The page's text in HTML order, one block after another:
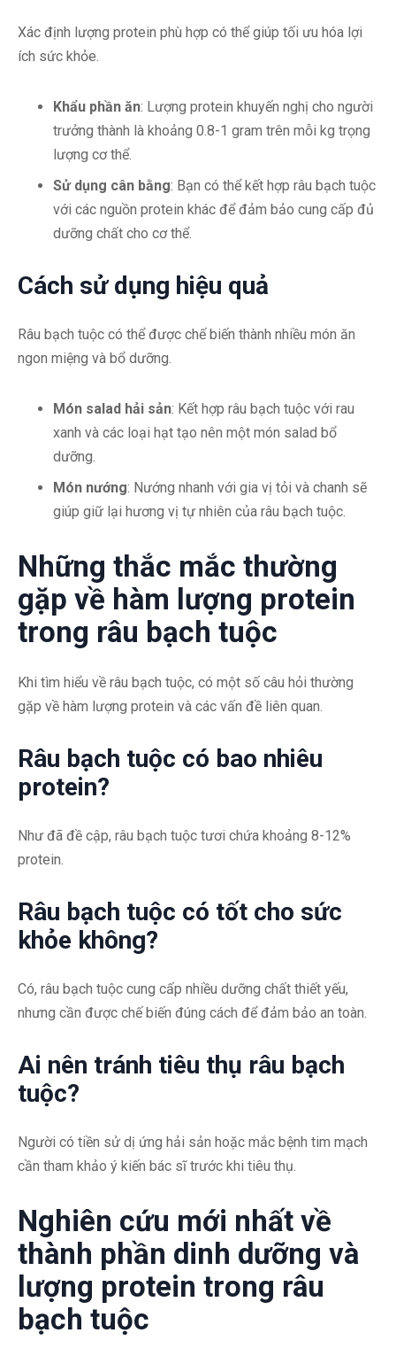
Xác định lượng protein phù hợp có thể giúp tối ưu hóa lợi
ích sức khỏe.
Khẩu phần ăn: Lượng protein khuyến nghị cho người
trưởng thành là khoảng 0.8-1 gram trên mỗi kg trọng
lượng cơ thể.
Sử dụng cân bằng: Bạn có thể kết hợp râu bạch tuộc
với các nguồn protein khác để đảm bảo cung cấp đủ
dưỡng chất cho cơ thể.
Cách sử dụng hiệu quả
Râu bạch tuộc có thể được chế biến thành nhiều món ăn
ngon miệng và bổ dưỡng.
Món salad hải sản: Kết hợp râu bạch tuộc với rau
xanh và các loại hạt tạo nên một món salad bổ
dưỡng.
Món nướng: Nướng nhanh với gia vị tỏi và chanh sẽ
giúp giữ lại hương vị tự nhiên của râu bạch tuộc.
Những thắc mắc thường
gặp về hàm lượng protein
trong râu bạch tuộc
Khi tìm hiểu về râu bạch tuộc, có một số câu hỏi thường
gặp về hàm lượng protein và các vấn đề liên quan.
Râu bạch tuộc có bao nhiêu
protein?
Như đã đề cập, râu bạch tuộc tươi chứa khoảng 8-12%
protein.
Râu bạch tuộc có tốt cho sức
khỏe không?
Có, râu bạch tuộc cung cấp nhiều dưỡng chất thiết yếu,
nhưng cần được chế biến đúng cách để đảm bảo an toàn.
Ai nên tránh tiêu thụ râu bạch
tuộc?
Người có tiền sử dị ứng hải sản hoặc mắc bệnh tim mạch
cần tham khảo ý kiến bác sĩ trước khi tiêu thụ.
Nghiên cứu mới nhất về
thành phần dinh dưỡng và
lượng protein trong râu
bạch tuộc